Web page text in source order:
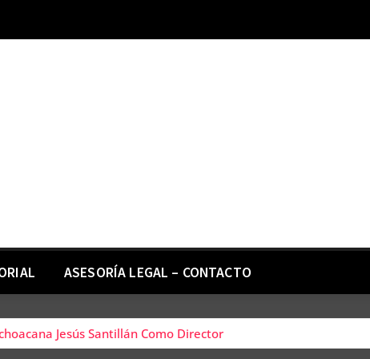
ASESORÍA LEGAL – CONTACTO
Jesús Santillán Como Director